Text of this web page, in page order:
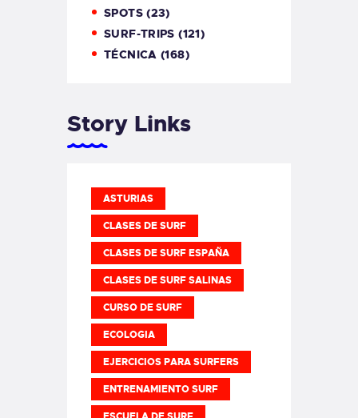
SPOTS(23)
SURF-TRIPS (121)
TÉCNICA (168)
Story Links
ASTURIAS
CLASES DE SURF
CLASES DE SURF ESPAÑA
CLASES DE SURF SALINAS
CURSO DE SURF
ECOLOGIA
EJERCICIOS PARA SURFERS
ENTRENAMIENTO SURF